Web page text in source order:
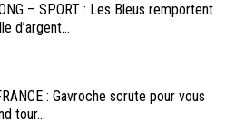
– SPORT : Les Bleus remportent
d’argent...
: Gavroche scrute pour vous
tour...